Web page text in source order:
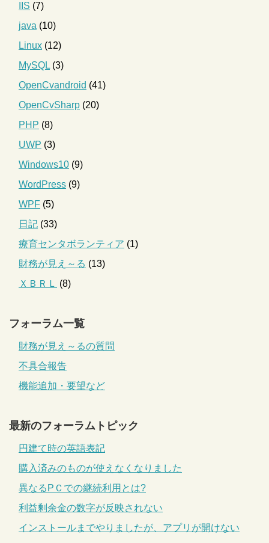
IIS (7)
java (10)
Linux (12)
MySQL (3)
OpenCvandroid (41)
OpenCvSharp (20)
PHP (8)
UWP (3)
Windows10 (9)
WordPress (9)
WPF (5)
日記 (33)
療育センタボランティア (1)
財務が見え～る (13)
ＸＢＲＬ (8)
フォーラム一覧
財務が見え～るの質問
不具合報告
機能追加・要望など
最新のフォーラムトピック
円建て時の英語表記
購入済みのものが使えなくなりました
異なるPＣでの継続利用とは?
利益剰余金の数字が反映されない
インストールまでやりましたが、アプリが開けない